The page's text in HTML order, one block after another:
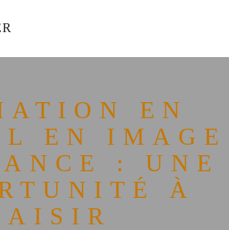
EN
EN IMAGE
: UNE
À